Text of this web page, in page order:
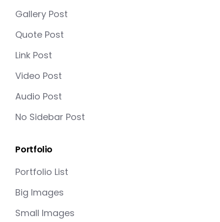
Gallery Post
Quote Post
Link Post
Video Post
Audio Post
No Sidebar Post
Portfolio
Portfolio List
Big Images
Small Images